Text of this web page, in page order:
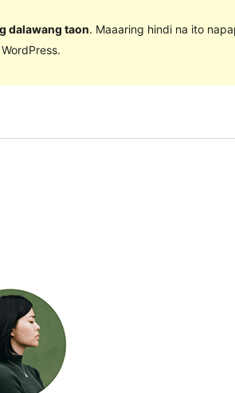
dalawang taon. Maaaring hindi na ito